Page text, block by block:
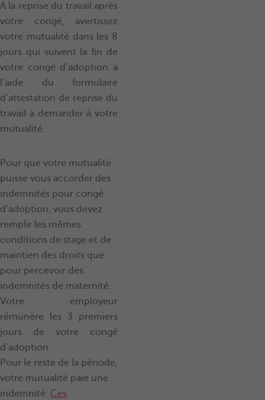
A la reprise du travail après
votre congé, avertissez
votre mutualité dans les 8
jours qui suivent la fin de
votre congé d’adoption à
l’aide du formulaire
d’attestation de reprise du
travail à demander à votre
mutualité.
Pour que votre mutualité
puisse vous accorder des
indemnités pour congé
d’adoption, vous devez
remplir les mêmes
conditions de stage et de
maintien des droits que
pour percevoir des
indemnités de maternité.
Votre employeur
rémunère les 3 premiers
jours de votre congé
d’adoption.
Pour le reste de la période,
votre mutualité paie une
indemnité. Ces